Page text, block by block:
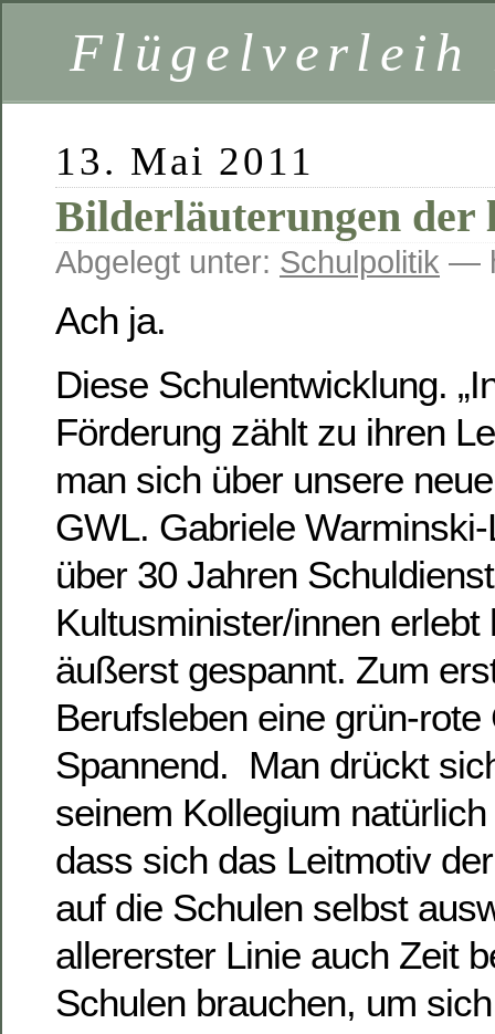
Flügelverleih
13. Mai 2011
Bilderläuterungen der
Abgelegt unter: Schulpolitik —
Ach ja.
Diese Schulentwicklung.
Förderung zählt zu ihren
man sich über unsere
GWL. Gabriele
über 30 Jahren
Kultusminister/innen erlebt
äußerst gespannt. Zum
Berufsleben eine grün-rote
Spannend. Man drückt
seinem Kollegium
dass sich das Leitmotiv
auf die Schulen selbst
allererster Linie auch Zeit
Schulen brauchen, um